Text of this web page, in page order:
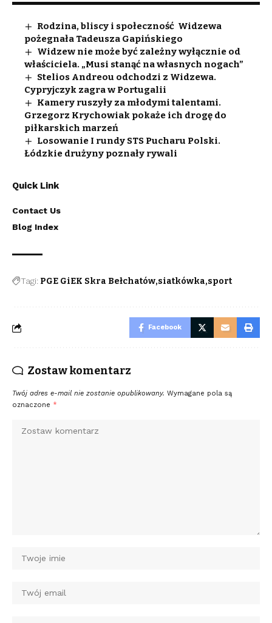
Rodzina, bliscy i społeczność Widzewa
pożegnała Tadeusza Gapińskiego
Widzew nie może być zależny wyłącznie od
właściciela. „Musi stanąć na własnych nogach”
Stelios Andreou odchodzi z Widzewa.
Cypryjczyk zagra w Portugalii
Kamery ruszyły za młodymi talentami.
Grzegorz Krychowiak pokaże ich drogę do
piłkarskich marzeń
Losowanie I rundy STS Pucharu Polski.
Łódzkie drużyny poznały rywali
Quick Link
Contact Us
Blog Index
Tagi: PGE GiEK Skra Bełchatów siatkówka sport
Facebook
Zostaw komentarz
Twój adres e-mail nie zostanie opublikowany. Wymagane pola są
oznaczone *